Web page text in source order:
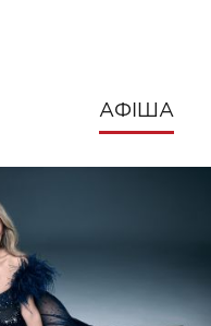
АФІША